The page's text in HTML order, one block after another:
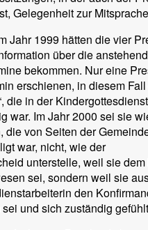
Gelegenheit zur
Jahr 1999 hätten die vier
über die
bekommen. Nur eine
erschienen, in diesem
die in der
war. Im Jahr 2000 sei sie
die von Seiten der
war, nicht, wie der
unterstelle, weil sie dem
sei, sondern weil sie
den
und sich zuständig